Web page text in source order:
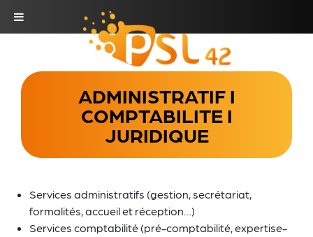
ADMINISTRATIF I
COMPTABILITE I
JURIDIQUE
Services administratifs (gestion, secrétariat,
formalités, accueil et réception…)
Services comptabilité (pré-comptabilité, expertise-